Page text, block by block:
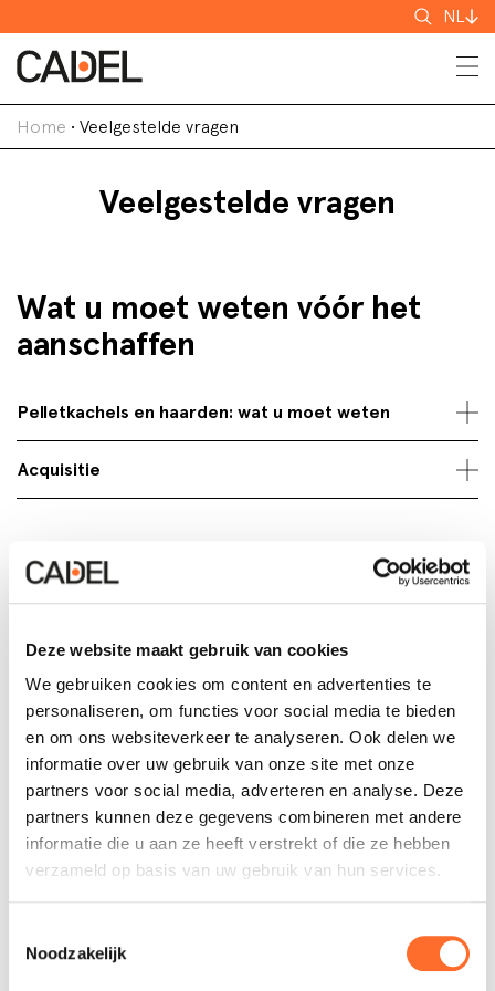
Deze website maakt gebruik van cookies
We gebruiken cookies om content en advertenties te
personaliseren, om functies voor social media te bieden
en om ons websiteverkeer te analyseren. Ook delen we
informatie over uw gebruik van onze site met onze
partners voor social media, adverteren en analyse. Deze
partners kunnen deze gegevens combineren met andere
informatie die u aan ze heeft verstrekt of die ze hebben
verzameld op basis van uw gebruik van hun services.
Noodzakelijk
Zoeken
NL
Home • Veelgestelde vragen
Veelgestelde vragen
Wat u moet weten vóór het
aanschaffen
Pelletkachels en haarden: wat u moet weten
Acquisitie
Installatie en onderhoud: wat u
Installatie
Onderhoud
Ik ben al uw klant en ik heb
Accessoires en reserveonderdelen